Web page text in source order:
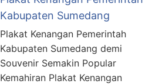
Kabupaten Sumedang
Plakat Kenangan Pemerintah
Kabupaten Sumedang demi
Souvenir Semakin Popular
Kemahiran Plakat Kenangan